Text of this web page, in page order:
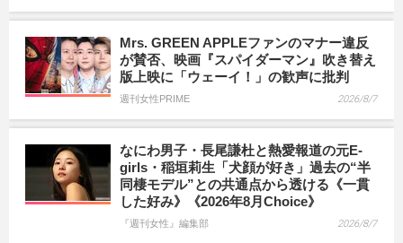
Mrs. GREEN APPLEファンのマナー違反
が賛否、映画『スパイダーマン』吹き替え
版上映に「ウェーイ！」の歓声に批判
週刊女性PRIME 2026/8/7
なにわ男子・長尾謙杜と熱愛報道の元E-
girls・稲垣莉生「犬顔が好き」過去の“半
同棲モデル”との共通点から透ける《一貫
した好み》《2026年8月Choice》
『週刊女性』編集部 2026/8/7